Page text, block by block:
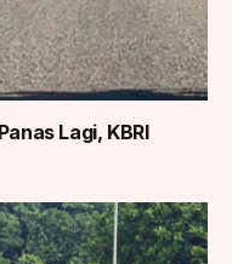
Lagi, KBRI